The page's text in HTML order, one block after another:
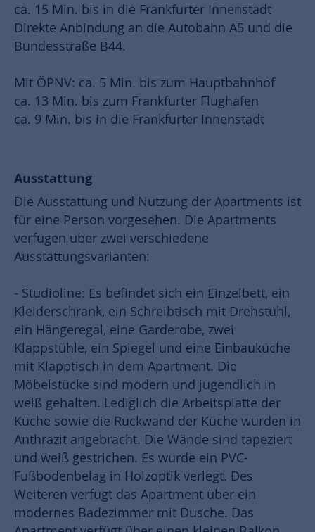
ca. 15 Min. bis in die Frankfurter Innenstadt
Direkte Anbindung an die Autobahn A5 und die
Bundesstraße B44.
Mit ÖPNV: ca. 5 Min. bis zum Hauptbahnhof
ca. 13 Min. bis zum Frankfurter Flughafen
ca. 9 Min. bis in die Frankfurter Innenstadt
Ausstattung
Die Ausstattung und Nutzung der Apartments ist
für eine Person vorgesehen. Die Apartments
verfügen über zwei verschiedene
Ausstattungsvarianten:
- Studioline: Es befindet sich ein Einzelbett, ein
Kleiderschrank, ein Schreibtisch mit Drehstuhl,
ein Hängeregal, eine Garderobe, zwei
Klappstühle, ein Spiegel und eine Einbauküche
mit Klapptisch in dem Apartment. Die
Möbelstücke sind modern und jugendlich in
weiß gehalten. Lediglich die Arbeitsplatte der
Küche sowie die Rückwand der Küche wurden in
Anthrazit angebracht. Die Wände sind tapeziert
und weiß gestrichen. Es wurde ein PVC-
Fußbodenbelag in Holzoptik verlegt. Des
Weiteren verfügt das Apartment über ein
modernes Badezimmer mit Dusche. Das